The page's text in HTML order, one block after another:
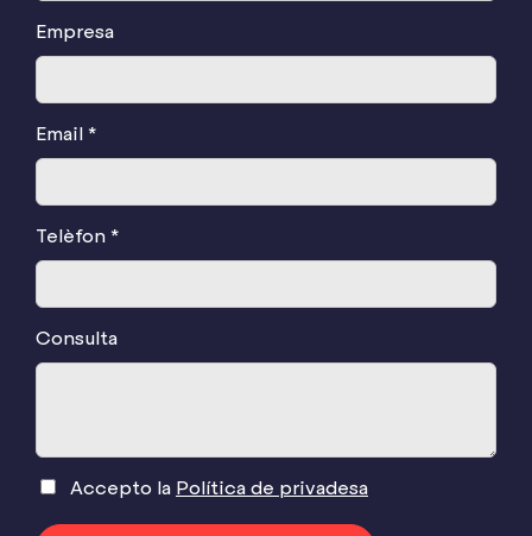
Empresa
Email *
Telèfon *
Consulta
Accepto la Política de privadesa